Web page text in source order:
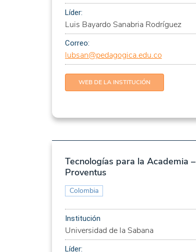
de procesos lógicos
de procesos lógicos
Líder:
Luis Bayardo Sanabria Rodríguez
Correo:
lubsan@pedagogica.edu.co
WEB DE LA INSTITUCIÓN
Tecnologías para la Academia –
Proventus
Colombia
Institución
Universidad de la Sabana
Líder: